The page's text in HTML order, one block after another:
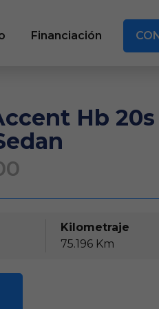
Financiación
Hb 20s
Kilometraje
75.196 Km